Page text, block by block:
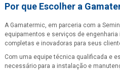
Por que Escolher a
A Gamatermic, em parceria com a
equipamentos e serviços de
completas e inovadoras para seus
Com uma equipe técnica qualificada e
necessário para a instalação e